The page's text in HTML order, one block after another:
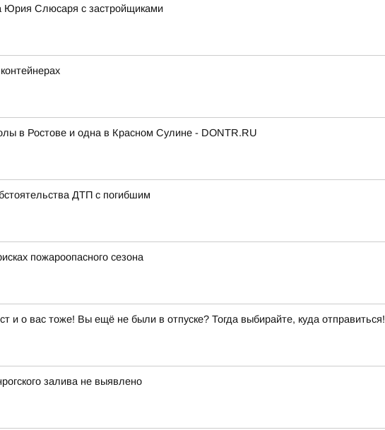
Юрия Слюсаря с застройщиками
в Ростове и одна в Красном Сулине - DONTR.RU
ДТП с погибшим
пожароопасного сезона
и о вас тоже! Вы ещё не были в отпуске? Тогда выбирайте, куда отправиться!
залива не выявлено